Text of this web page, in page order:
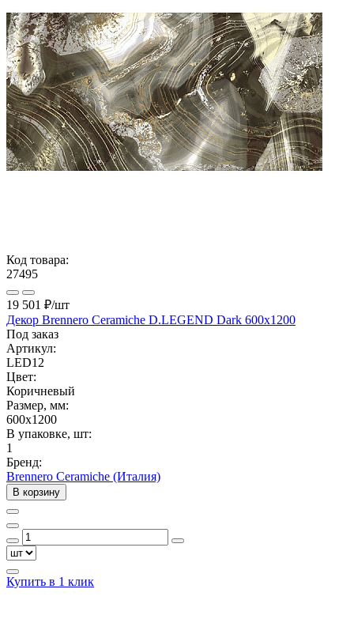
Код товара:
27495
19 501 ₽/шт
Декор Brennero Ceramiche D.LEGEND Dark 600x1200
Под заказ
Артикул:
LED12
Цвет:
Коричневый
Размер, мм:
600x1200
В упаковке, шт:
1
Бренд:
Brennero Ceramiche (Италия)
В корзину
Купить в 1 клик